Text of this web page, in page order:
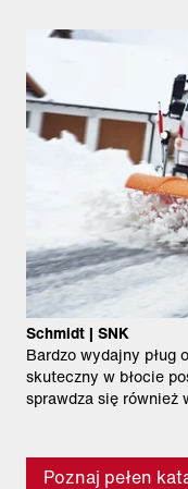
Schmidt | SNK
Bardzo wydajny pług
skuteczny w błocie
sprawdza się również
Poznaj pełen